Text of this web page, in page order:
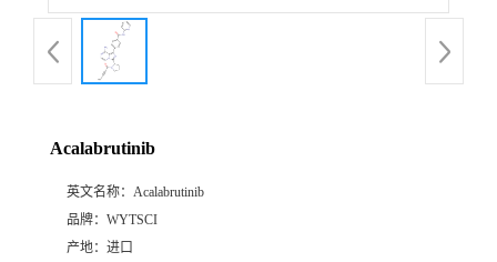
Acalabrutinib
英文名称： Acalabrutinib
品牌： WYTSCI
产地： 进口